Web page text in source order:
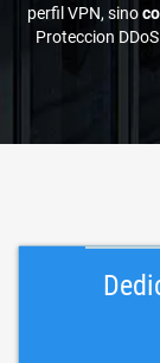
perfil VPN, sino
Proteccion